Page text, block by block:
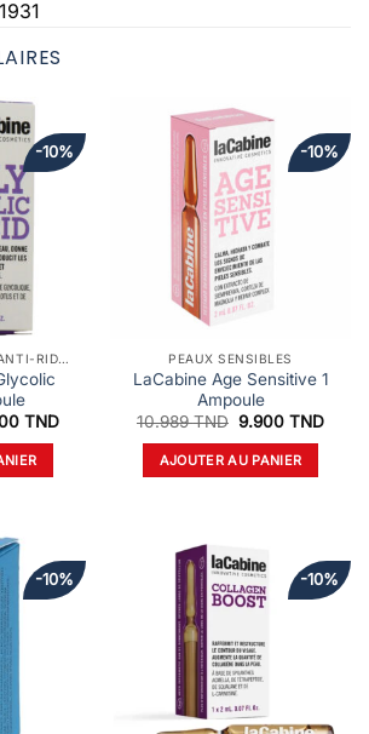
-10%
SOINS ANTI-ÂGE ET ANTI-RIDES
:
TND.
TNDLe
9.900 TND.
-10%
PEAUX SENSIBLES
LaCabine Age Sensitive 1
Ampoule
10.989TND Le
initial
était :
10.989 TND.
9.900TNDLe
AJOUTER AU PANIER
-10% -10%